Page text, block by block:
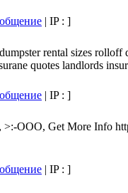
| IP : ]
rental sizes
quotes landlords
| IP : ]
OOO, Get More Info
| IP : ]